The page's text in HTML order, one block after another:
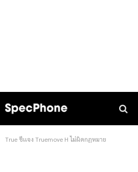
True ชี้เเจง Truemove H ไม่ผิดกฏหมาย